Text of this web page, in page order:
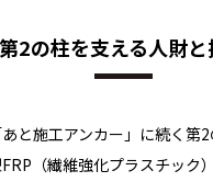
第2の柱を支える人財と
と施工アンカー」に続く第2
（繊維強化プラスチック